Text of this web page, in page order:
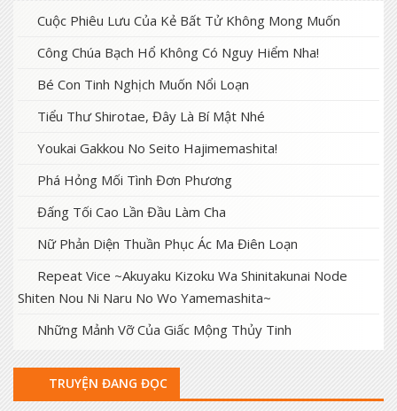
Cuộc Phiêu Lưu Của Kẻ Bất Tử Không Mong Muốn
Công Chúa Bạch Hổ Không Có Nguy Hiểm Nha!
Bé Con Tinh Nghịch Muốn Nổi Loạn
Tiểu Thư Shirotae, Đây Là Bí Mật Nhé
Youkai Gakkou No Seito Hajimemashita!
Phá Hỏng Mối Tình Đơn Phương
Đấng Tối Cao Lần Đầu Làm Cha
Nữ Phản Diện Thuần Phục Ác Ma Điên Loạn
Repeat Vice ~Akuyaku Kizoku Wa Shinitakunai Node
Shiten Nou Ni Naru No Wo Yamemashita~
Những Mảnh Vỡ Của Giấc Mộng Thủy Tinh
TRUYỆN ĐANG ĐỌC